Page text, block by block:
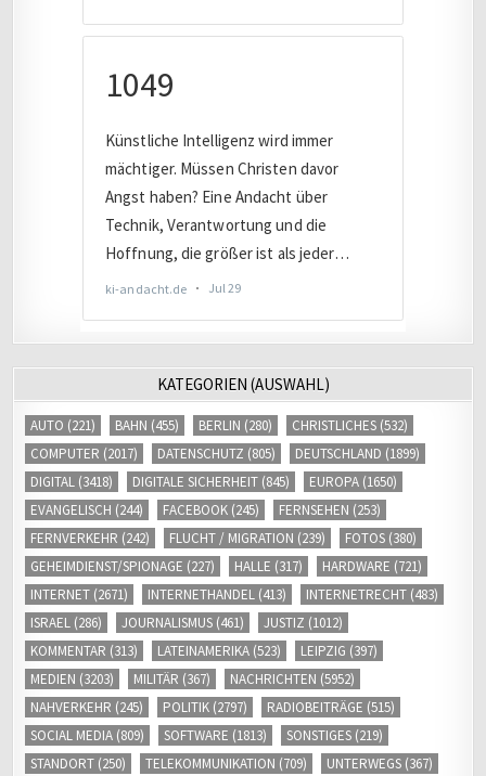
KATEGORIEN (AUSWAHL)
AUTO (221) BAHN (455) BERLIN (280) CHRISTLICHES (532)
COMPUTER (2017) DATENSCHUTZ (805) DEUTSCHLAND (1899)
DIGITAL (3418) DIGITALE SICHERHEIT (845) EUROPA (1650)
EVANGELISCH (244) FACEBOOK (245) FERNSEHEN (253)
FERNVERKEHR (242) FLUCHT / MIGRATION (239) FOTOS (380)
GEHEIMDIENST/SPIONAGE (227) HALLE (317) HARDWARE (721)
INTERNET (2671) INTERNETHANDEL (413) INTERNETRECHT (483)
ISRAEL (286) JOURNALISMUS (461) JUSTIZ (1012)
KOMMENTAR (313) LATEINAMERIKA (523) LEIPZIG (397)
MEDIEN (3203) MILITÄR (367) NACHRICHTEN (5952)
NAHVERKEHR (245) POLITIK (2797) RADIOBEITRÄGE (515)
SOCIAL MEDIA (809) SOFTWARE (1813) SONSTIGES (219)
STANDORT (250) TELEKOMMUNIKATION (709) UNTERWEGS (367)